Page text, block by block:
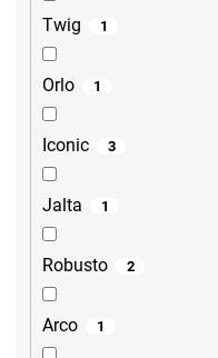
Twig 1
Orlo 1
Iconic 3
Jalta 1
Robusto 2
Arco 1